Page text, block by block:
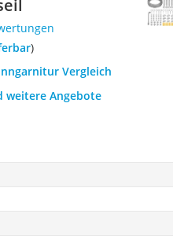
)
Vergleich
weitere Angebote